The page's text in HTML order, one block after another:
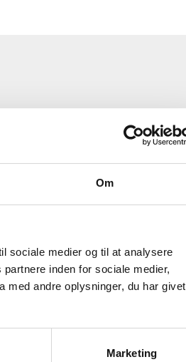
Om
sociale medier og til at analysere
inden for sociale medier,
med andre oplysninger, du har givet
Marketing